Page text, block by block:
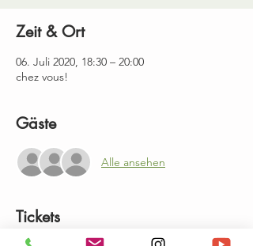
Zeit & Ort
06. Juli 2020, 18:30 – 20:00
chez vous!
Gäste
Alle ansehen
Tickets